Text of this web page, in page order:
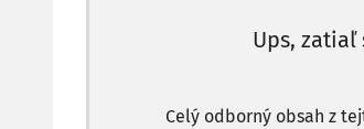
Ups,
Celý odborný obsah z